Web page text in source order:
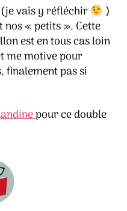
(je vais y réfléchir
)
nos « petits ». Cette
est en tous cas loin
me motive pour
finalement pas si
pour ce double